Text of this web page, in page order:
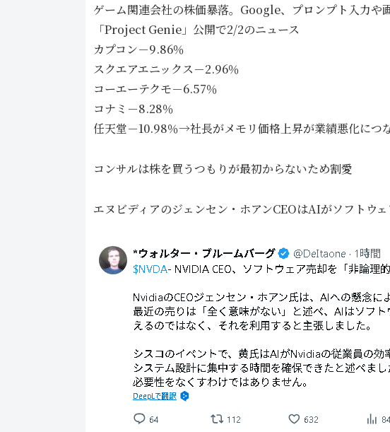
ゲーム関連会社の株価暴落。Google、プロンプト入力や
「Project Genie」公開で2/2のニュース
カプコン－9.86％
スクエアエニックス－2.96％
コーエーテクモ－6.57％
コナミ－8.28％
任天堂－10.98％→社長がメモリ価格上昇が業績悪化につ
コンサルは株を買うつもりが最初からないため割愛
エヌビディアのジェンセン・ホアンCEOはAIがソフトウ